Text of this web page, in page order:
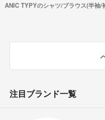
ANIC TYPYのシャツ/ブラウス(半袖/
注目ブランド一覧